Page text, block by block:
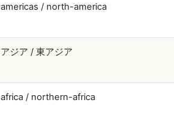
americas / north-america
アジア / 東アジア
africa / northern-africa